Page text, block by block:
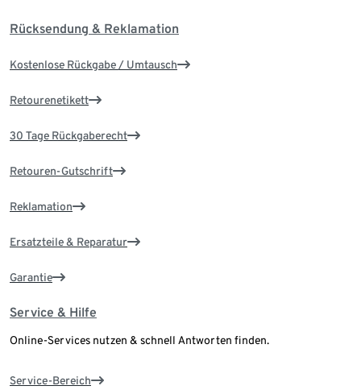
Rücksendung & Reklamation
Kostenlose Rückgabe / Umtausch
Retourenetikett
30 Tage Rückgaberecht
Retouren-Gutschrift
Reklamation
Ersatzteile & Reparatur
Garantie
Service & Hilfe
Online-Services nutzen & schnell Antworten finden.
Service-Bereich